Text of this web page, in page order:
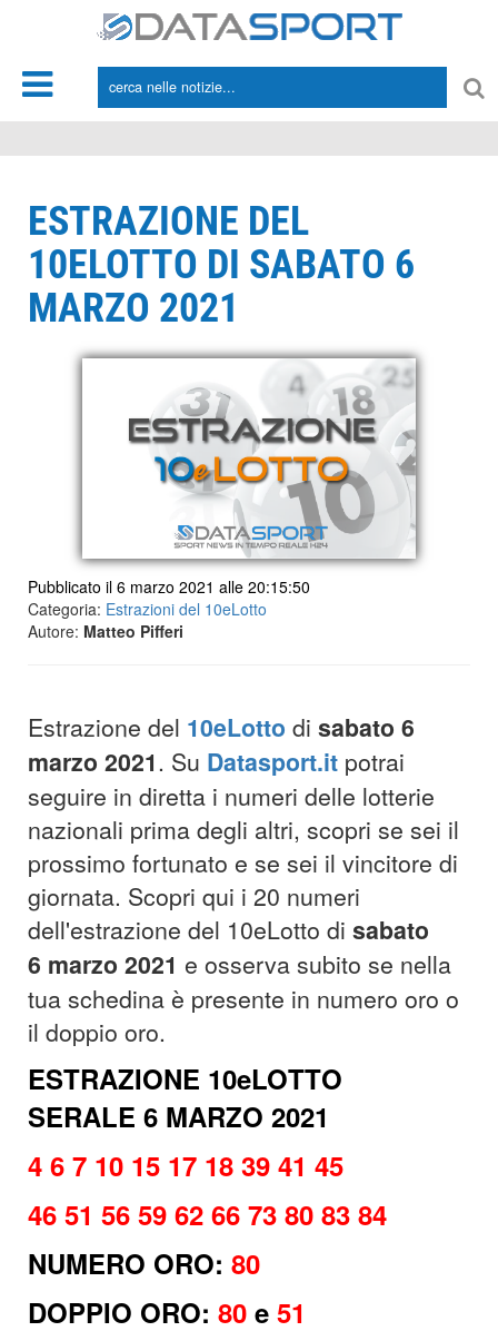
ESTRAZIONE DEL
10ELOTTO DI SABATO 6
MARZO 2021
Pubblicato il 6 marzo 2021 alle 20:15:50
Categoria: Estrazioni del 10eLotto
Autore: Matteo Pifferi
Estrazione del 10eLotto di sabato 6
marzo 2021. Su Datasport.it potrai
seguire in diretta i numeri delle lotterie
nazionali prima degli altri, scopri se sei il
prossimo fortunato e se sei il vincitore di
giornata. Scopri qui i 20 numeri
dell'estrazione del 10eLotto di sabato
6 marzo 2021 e osserva subito se nella
tua schedina è presente in numero oro o
il doppio oro.
ESTRAZIONE 10eLOTTO
SERALE 6 MARZO 2021
4 6 7 10 15 17 18 39 41 45
46 51 56 59 62 66 73 80 83 84
NUMERO ORO: 80
DOPPIO ORO: 80 e 51